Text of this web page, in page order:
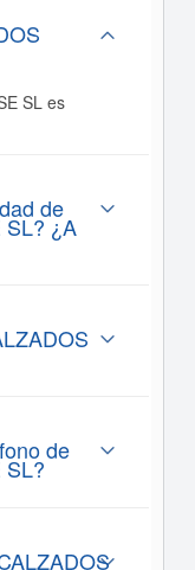
SL es
de
SL? ¿A
de
SL?